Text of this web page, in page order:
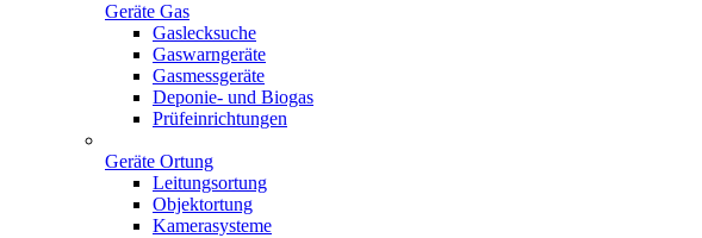
Geräte Gas
Gaslecksuche
Gaswarngeräte
Gasmessgeräte
Deponie- und Biogas
Prüfeinrichtungen
Geräte Ortung
Leitungsortung
Objektortung
Kamerasysteme